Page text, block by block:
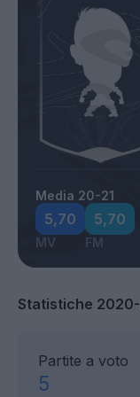
Media 20-21
5,70
MV
5,70
FM
Statistiche 2020-
Partite a voto
5